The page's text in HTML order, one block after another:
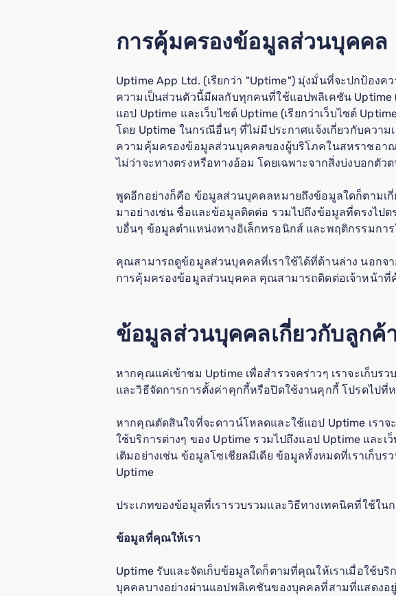
การคุ้มครองข้อมูลส่วนบุคคล
Uptime App Ltd. (เรียกว่า "Uptime") มุ่งมั่นที่จะปกป้อง
ความเป็นส่วนตัวนี้มีผลกับทุกคนที่ใช้แอปพลิเคชัน
แอป Uptime และเว็บไซต์ Uptime (เรียกว่าเว็บไซต์
โดย Uptime ในกรณีอื่นๆ ที่ไม่มีประกาศแจ้งเกี่ยวกับความ
ความคุ้มครองข้อมูลส่วนบุคคลของผู้บริโภคในสหราชอา
ไม่ว่าจะทางตรงหรือทางอ้อม โดยเฉพาะจากสิ่งบ่งบอกตัว
พูดอีกอย่างก็คือ ข้อมูลส่วนบุคคลหมายถึงข้อมูลใดก็ตาม
มาอย่างเช่น ชื่อและข้อมูลติดต่อ รวมไปถึงข้อมูลที่ตรงไป
บอื่นๆ ข้อมูลตำแหน่งทางอิเล็กทรอนิกส์ และพฤติกรรมกา
คุณสามารถดูข้อมูลส่วนบุคคลที่เราใช้ได้ที่ด้านล่าง นอกจ
การคุ้มครองข้อมูลส่วนบุคคล คุณสามารถติดต่อเจ้าหน้าที่
ข้อมูลส่วนบุคคลเกี่ยวกับลูกค้
หากคุณแค่เข้าชม Uptime เพื่อสำรวจคร่าวๆ เราจะเก็บร
และวิธีจัดการการตั้งค่าคุกกี้หรือปิดใช้งานคุกกี้ โปรดไปที่
หากคุณตัดสินใจที่จะดาวน์โหลดและใช้แอป Uptime เรา
ใช้บริการต่างๆ ของ Uptime รวมไปถึงแอป Uptime และ
เติมอย่างเช่น ข้อมูลโซเชียลมีเดีย ข้อมูลทั้งหมดที่เราเก็
Uptime
ประเภทของข้อมูลที่เรารวบรวมและวิธีทางเทคนิคที่ใช้ใน
ข้อมูลที่คุณให้เรา
Uptime รับและจัดเก็บข้อมูลใดก็ตามที่คุณให้เราเมื่อใช้บ
บุคคลบางอย่างผ่านแอปพลิเคชันของบุคคลที่สามที่แสดงอ